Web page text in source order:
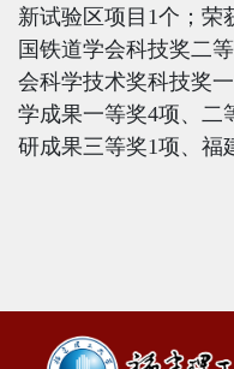
新试验区项目 1个；荣
国铁道学会科技奖二
会科学技术奖科技奖
学成果一等奖4项、二
研成果三等奖1项、福